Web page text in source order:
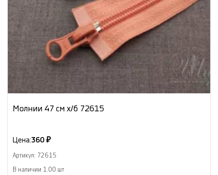
Молнии 47 см х/б 72615
Цена:360 ₽
Артикул: 72615
В наличии 1.00 шт